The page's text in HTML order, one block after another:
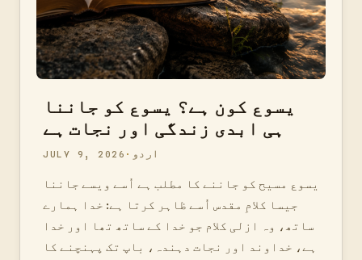
یسوع کون ہے؟ یسوع کو جاننا
ہی ابدی زندگی اور نجات ہے
JULY 9, 2026 اردو
یسوع مسیح کو جاننے کا مطلب ہے اُسے ویسے جاننا
جیسا کلامِ مقدس اُسے ظاہر کرتا ہے: خدا ہمارے
ساتھ، وہ ازلی کلام جو خدا کے ساتھ تھا اور خدا
ہے، خداوند اور نجات دہندہ، باپ تک پہنچنے کا